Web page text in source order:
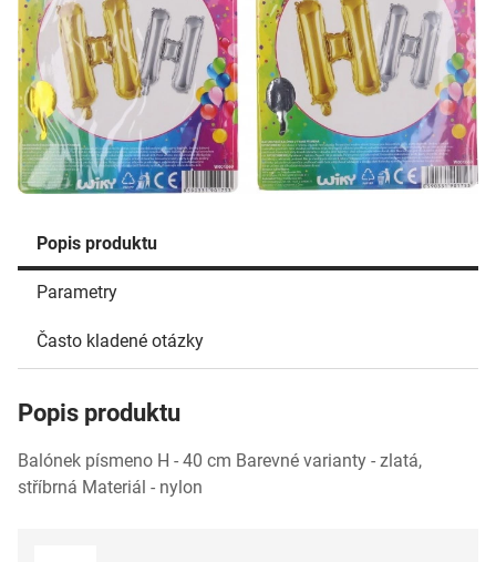
Popis produktu
Parametry
Často kladené otázky
Popis produktu
Balónek písmeno H - 40 cm Barevné varianty - zlatá,
stříbrná Materiál - nylon